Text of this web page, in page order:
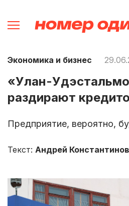
Экономика и бизнес
«Улан-
раздирают
Предприятие, вероятно,
Текст: Андрей Константинов